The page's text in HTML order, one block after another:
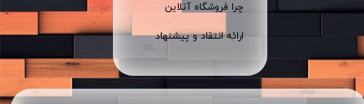
چرا فروشگاه آنلاین
ارائه انتقاد و پیشنهاد